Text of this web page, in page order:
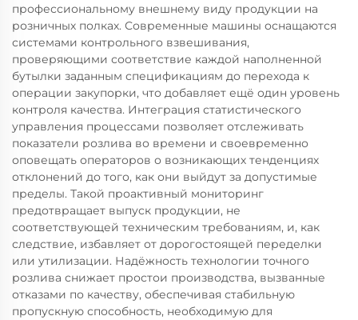
профессиональному внешнему виду продукции на
розничных полках. Современные машины оснащаются
системами контрольного взвешивания,
проверяющими соответствие каждой наполненной
бутылки заданным спецификациям до перехода к
операции закупорки, что добавляет ещё один уровень
контроля качества. Интеграция статистического
управления процессами позволяет отслеживать
показатели розлива во времени и своевременно
оповещать операторов о возникающих тенденциях
отклонений до того, как они выйдут за допустимые
пределы. Такой проактивный мониторинг
предотвращает выпуск продукции, не
соответствующей техническим требованиям, и, как
следствие, избавляет от дорогостоящей переделки
или утилизации. Надёжность технологии точного
розлива снижает простои производства, вызванные
отказами по качеству, обеспечивая стабильную
пропускную способность, необходимую для